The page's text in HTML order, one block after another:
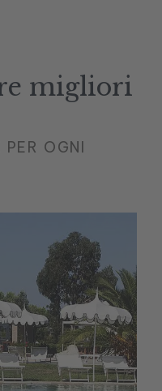
migliori
OGNI